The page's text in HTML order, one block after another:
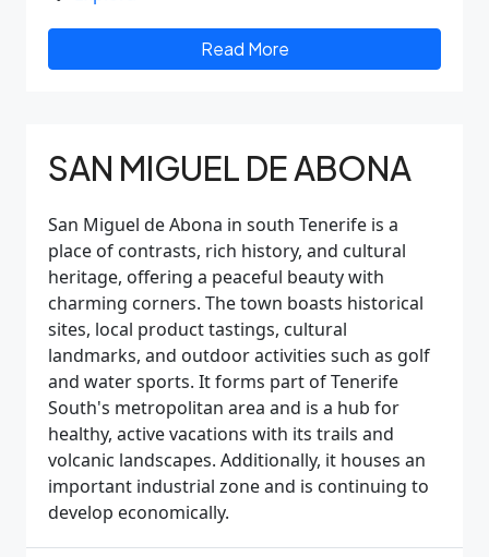
Read More
SAN MIGUEL DE ABONA
San Miguel de Abona in south Tenerife is a
place of contrasts, rich history, and cultural
heritage, offering a peaceful beauty with
charming corners. The town boasts historical
sites, local product tastings, cultural
landmarks, and outdoor activities such as golf
and water sports. It forms part of Tenerife
South's metropolitan area and is a hub for
healthy, active vacations with its trails and
volcanic landscapes. Additionally, it houses an
important industrial zone and is continuing to
develop economically.